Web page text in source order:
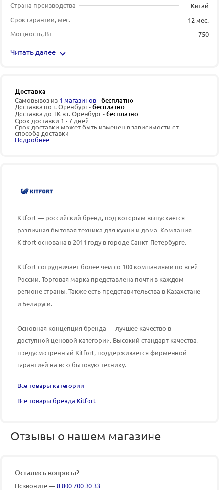
Страна производства
Китай
Срок гарантии, мес.
12 мес.
Мощность, Вт
750
Читать далее
Доставка
Самовывоз из 1 магазинов-бесплатно
Доставка по г. Оренбург -бесплатно
Доставка до ТК в г. Оренбург -бесплатно
Срок доставки 1 - 7 дней
Срок доставки может быть изменен в зависимости от
способа доставки
Подробнее
Kitfort — российский бренд, под которым выпускается
различная бытовая техника для кухни и дома. Компания
Kitfortоснована в 2011 году в городе Санкт-Петербурге.
Kitfortсотрудничает более чем со 100 компаниями по всей
России. Торговая марка представлена почти в каждом
регионе страны. Также есть представительства в Казахстане
и Беларуси.
Основная концепция бренда — лучшее качество в
доступной ценовой категории. Высокий стандарт качества,
предусмотренный Kitfort, поддерживается фирменной
гарантией на всю бытовую технику.
Все товары категории
Все товары бренда Kitfort
Отзывы о нашем магазине
Остались вопросы?
Позвоните —8 800 700 30 33